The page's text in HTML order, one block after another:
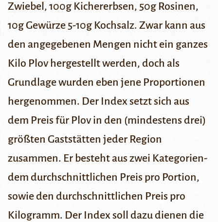
Zwiebel, 100g Kichererbsen, 50g Rosinen,
10g Gewürze 5-10g Kochsalz. Zwar kann aus
den angegebenen Mengen nicht ein ganzes
Kilo Plov hergestellt werden, doch als
Grundlage wurden eben jene Proportionen
hergenommen. Der Index setzt sich aus
dem Preis für Plov in den (mindestens drei)
größten Gaststätten jeder Region
zusammen. Er besteht aus zwei Kategorien-
dem durchschnittlichen Preis pro Portion,
sowie den durchschnittlichen Preis pro
Kilogramm. Der Index soll dazu dienen die